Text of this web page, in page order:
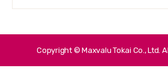
Copyright © Maxvalu Tokai Co., Ltd.